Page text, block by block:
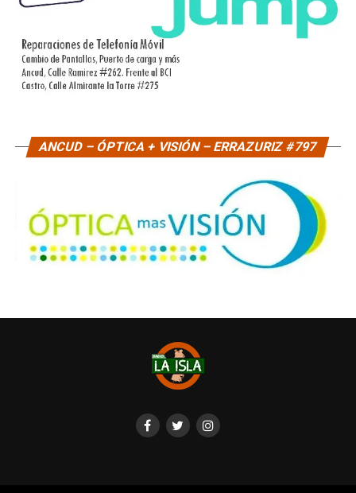
ANCUD – ÓPTICA + VISIÓN – ERRAZURIZ #797